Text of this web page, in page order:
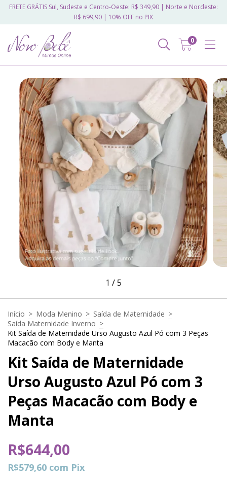
FRETE GRÁTIS Sul, Sudeste e Centro-Oeste: R$ 349,90 | Norte e Nordeste:
R$ 699,90 | 10% OFF no PIX
0
1 /5
Início > Moda Menino > Saída de Maternidade >
Saída Maternidade Inverno >
Kit Saída de Maternidade Urso Augusto Azul Pó com 3 Peças
Macacão com Body e Manta
Kit Saída de Maternidade
Urso Augusto Azul Pó com 3
Peças Macacão com Body e
Manta
R$644,00
R$579,60 com Pix